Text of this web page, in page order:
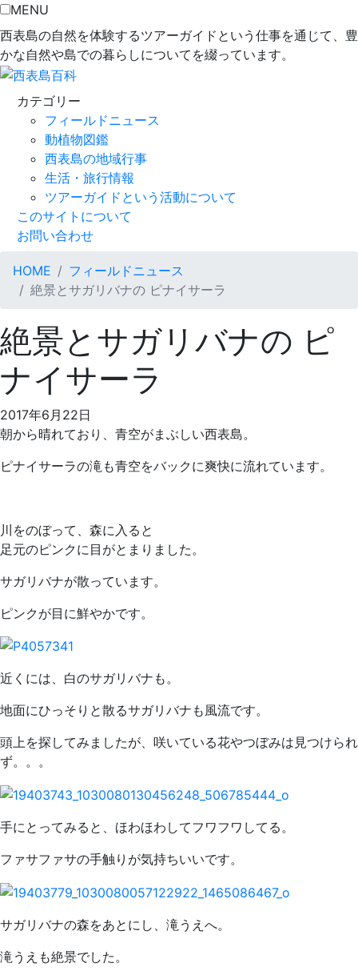
MENU
西表島の自然を体験するツアーガイドという仕事を通じて、豊
かな自然や島での暮らしについてを綴っています。
カテゴリー
フィールドニュース
動植物図鑑
西表島の地域行事
生活・旅行情報
ツアーガイドという活動について
このサイトについて
お問い合わせ
HOME
フィールドニュース
絶景とサガリバナの ピナイサーラ
絶景とサガリバナの ピ
ナイサーラ
2017年6月22日
朝から晴れており、青空がまぶしい西表島。
ピナイサーラの滝も青空をバックに爽快に流れています。
川をのぼって、森に入ると
足元のピンクに目がとまりました。
サガリバナが散っています。
ピンクが目に鮮やかです。
近くには、白のサガリバナも。
地面にひっそりと散るサガリバナも風流です。
頭上を探してみましたが、咲いている花やつぼみは見つけられ
ず。。。
手にとってみると、ほわほわしてフワフワしてる。
ファサファサの手触りが気持ちいいです。
サガリバナの森をあとにし、滝うえへ。
滝うえも絶景でした。